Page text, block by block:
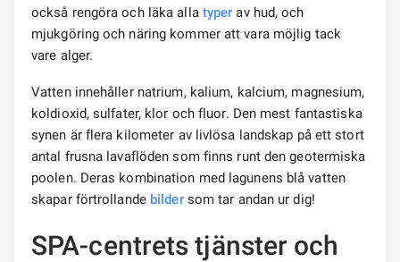
också rengöra och läka alla typer av hud, och
mjukgöring och näring kommer att vara möjlig tack
vare alger.
Vatten innehåller natrium, kalium, kalcium, magnesium,
koldioxid, sulfater, klor och fluor. Den mest fantastiska
synen är flera kilometer av livlösa landskap på ett stort
antal frusna lavaflöden som finns runt den geotermiska
poolen. Deras kombination med lagunens blå vatten
skapar förtrollande bildersom tar andan ur dig!
SPA-centrets tjänster och